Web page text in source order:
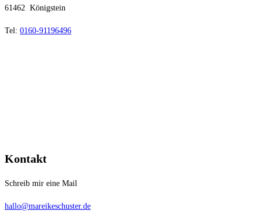
61462 Königstein
Tel: 0160-91196496
Kontakt
Schreib mir eine Mail
hallo@mareikeschuster.de